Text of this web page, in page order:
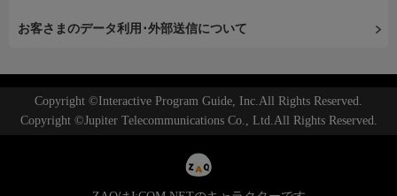
お客さまのデータ利用･外部送信について
Copyright ©Interactive Program Guide, Inc.All Rights Reserved.
Copyright ©Jupiter Telecommunications Co., Ltd.All Rights Reserved.